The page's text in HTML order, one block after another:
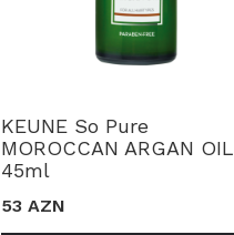
KEUNE So Pure
MOROCCAN ARGAN OIL
45ml
53 AZN